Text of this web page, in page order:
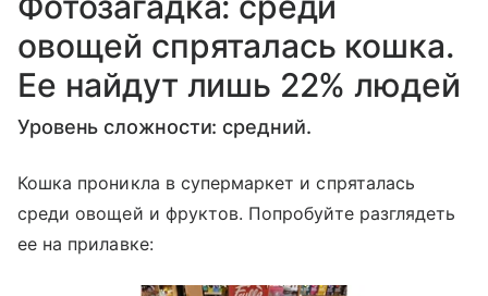
овощей спряталась кошка.
Ее найдут лишь 22% людей
Уровень сложности: средний.
Кошка проникла в супермаркет и спряталась
среди овощей и фруктов. Попробуйте разглядеть
ее на прилавке: